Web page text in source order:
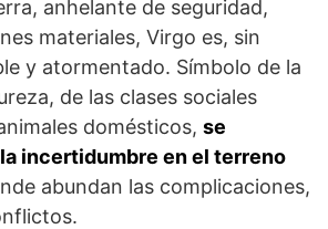
anhelante de seguridad,
materiales, Virgo es, sin
y atormentado. Símbolo de la
de las clases sociales
domésticos, se
incertidumbre en el terreno
abundan las complicaciones,